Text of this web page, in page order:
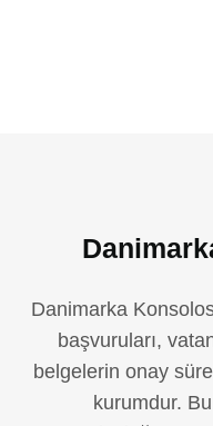
Danimarka
başvuruları,
belgelerin onay
kurumdur.